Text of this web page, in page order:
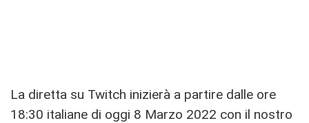
La diretta su Twitch inizierà a partire dalle ore
18:30 italiane di oggi 8 Marzo 2022 con il nostro